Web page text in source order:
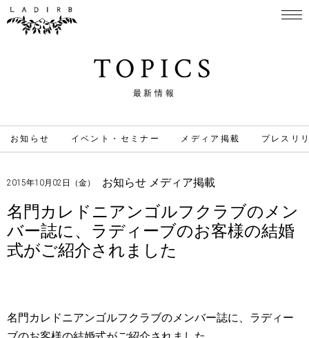
TOPICS
最新情報
お知らせ イベント・セミナー メディア掲載 プレスリ
2015年10月02日（金） お知らせ メディア掲載
名門カレドニアンゴルフクラブのメン
バー誌に、ラディーブのお客様の結婚
式がご紹介されました
名門カレドニアンゴルフクラブのメンバー誌に、ラディー